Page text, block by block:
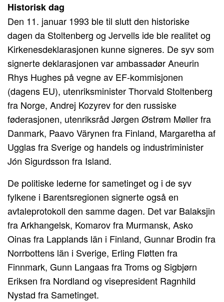
Historisk dag
Den 11. januar 1993 ble til slutt den historiske
dagen da Stoltenberg og Jervells ide ble realitet og
Kirkenesdeklarasjonen kunne signeres. De syv som
signerte deklarasjonen var ambassadør Aneurin
Rhys Hughes på vegne av EF-kommisjonen
(dagens EU), utenriksminister Thorvald Stoltenberg
fra Norge, Andrej Kozyrev for den russiske
føderasjonen, utenriksråd Jørgen Østrøm Møller fra
Danmark, Paavo Värynen fra Finland, Margaretha af
Ugglas fra Sverige og handels og industriminister
Jón Sigurdsson fra Island.
De politiske lederne for sametinget og i de syv
fylkene i Barentsregionen signerte også en
avtaleprotokoll den samme dagen. Det var Balaksjin
fra Arkhangelsk, Komarov fra Murmansk, Asko
Oinas fra Lapplands län i Finland, Gunnar Brodin fra
Norrbottens län i Sverige, Erling Fløtten fra
Finnmark, Gunn Langaas fra Troms og Sigbjørn
Eriksen fra Nordland og visepresident Ragnhild
Nystad fra Sametinget.